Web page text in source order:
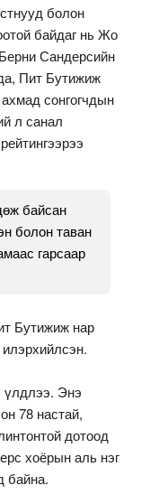
болон
байдаг нь Жо
Сандерсийн
Пит Бутижиж
сонгогчдын
л санал
байсан
болон таван
гарсаар
Бутижиж нар
үлдлээ. Энэ
78 настай,
дотоод
хоёрын аль нэг
байна.